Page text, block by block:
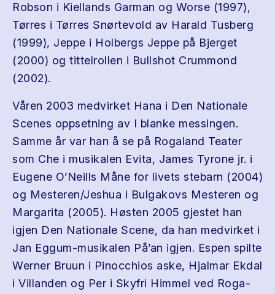
Rob­son i Kiel­lands Gar­man og Worse (1997),
Tør­res i Tør­res Snørtevold av Har­ald Tus­berg
(1999), Jeppe i Hol­bergs Jeppe på Bjer­get
(2000) og tit­tel­rollen i Bull­shot Crum­mond
(2002).
Våren 2003 med­vir­ket Hana i Den Nationale
Scenes oppset­ning av I blanke messin­gen.
Samme år var han å se på Roga­land Teater
som Che i musikalen Evita, James Tyrone jr. i
Eugene O’Neills Måne for livets ste­barn (2004)
og Mesteren/​Jeshua i Bul­gakovs Mesteren og
Mar­garita (2005). Høsten 2005 gjestet han
igjen Den Nationale Scene, da han med­vir­ket i
Jan Eggum-​musikalen På’an igjen. Espen spilte
Werner Bruun i Pinoc­chios aske, Hjal­mar Ekdal
i Vil­lan­den og Per i Skyfri Him­mel ved Roga­